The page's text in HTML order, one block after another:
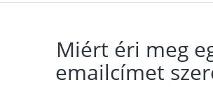
Miért éri meg
emailcímet